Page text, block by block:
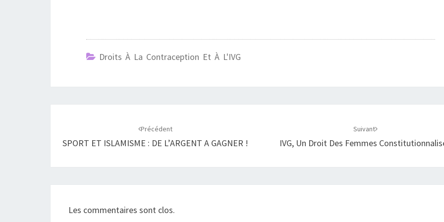
Droits À La Contraception Et À L'IVG
Précédent
SPORT ET ISLAMISME : DE L’ARGENT A GAGNER !
Suivant
IVG, Un Droit Des Femmes
Les commentaires sont clos.